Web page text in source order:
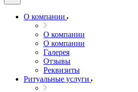
О компании
О компании
О компании
Галерея
Отзывы
Реквизиты
Ритуальные услуги